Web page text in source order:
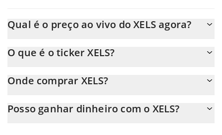
Qual é o preço ao vivo do XELS agora?
O que é o ticker XELS?
Onde comprar XELS?
p2p. E a melhor maneira de trocar XELS é através de um bot de
Posso ganhar dinheiro com o XELS?